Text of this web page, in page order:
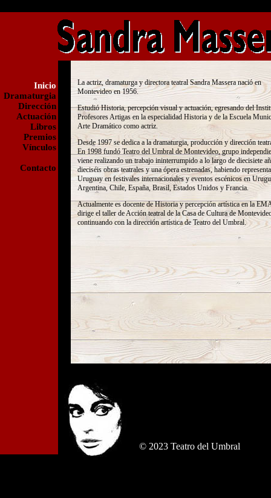
Inicio
Dramaturgia
Dirección
Actuación
Libros
Premios
Vínculos
Contacto
La actriz, dramaturga y directora teatral Sandra Massera nació en
Montevideo en 1956.
Estudió Historia, percepción visual y actuación, egresando del
Profesores Artigas en la especialidad Historia y de la Escuela
Arte Dramático como actriz.
Desde 1997 se dedica a la dramaturgia, producción y dirección
En 1998 fundó Teatro del Umbral de Montevideo, grupo
viene realizando un trabajo ininterrumpido a lo largo de diecisiete
dieciséis obras teatrales y una ópera estrenadas, habiendo
Uruguay en festivales internacionales y eventos escénicos en
Argentina, Chile, España, Brasil, Estados Unidos y Francia.
Actualmente es docente de Historia y percepción artística en la
dirige el taller de Acción teatral de la Casa de Cultura de
continuando con la dirección artística de Teatro del Umbral.
© 2023 Teatro del Umbral